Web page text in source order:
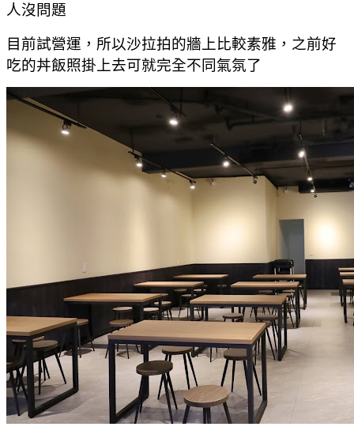
人沒問題
目前試營運，所以沙拉拍的牆上比較素雅，之前好
吃的丼飯照掛上去可就完全不同氣氛了